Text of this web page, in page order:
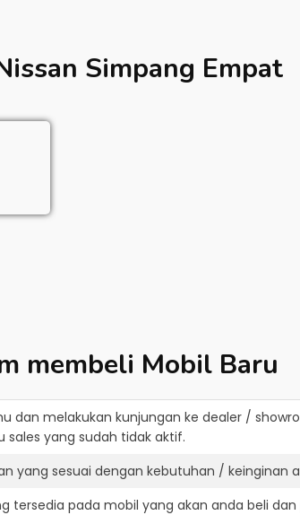
Simpang Empat
membeli Mobil Baru
dan melakukan kunjungan ke dealer /
yang sudah tidak aktif.
yang sesuai dengan kebutuhan /
tersedia pada mobil yang akan anda beli